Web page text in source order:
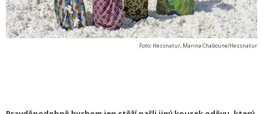
Foto: Hessnatur, Marina Chaboune/Hessnatur